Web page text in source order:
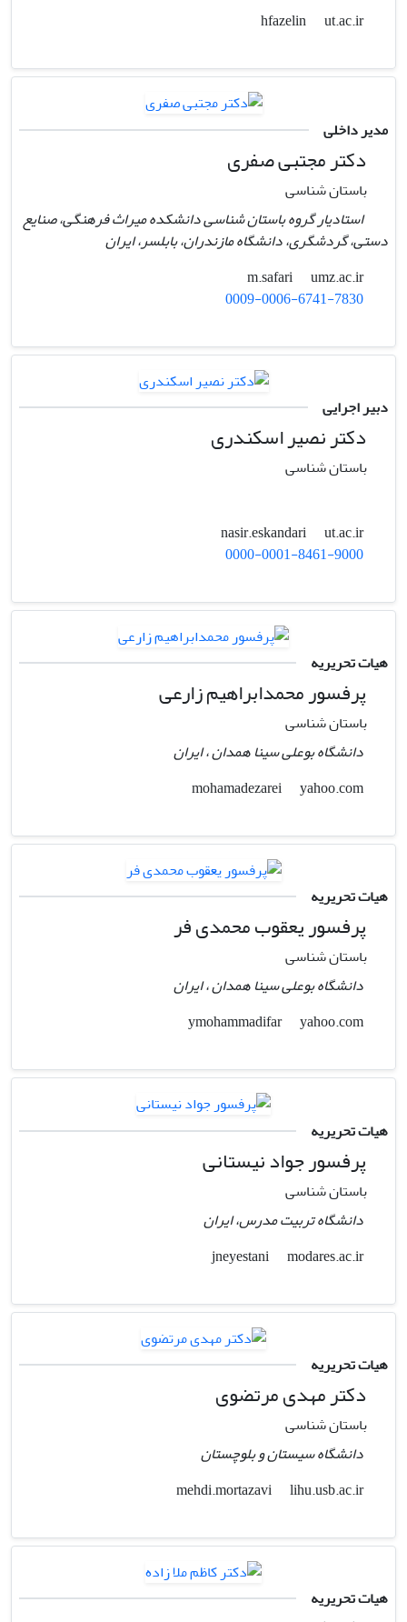
hfazelin
ut.ac.ir
مدیر داخلی
دکتر مجتبی صفری
باستان شناسی
استادیار گروه باستان شناسی دانشکده میراث فرهنگی، صنایع
دستی، گردشگری، دانشگاه مازندران، بابلسر، ایران
m.safari
umz.ac.ir
0009-0006-6741-7830
دبیر اجرایی
دکتر نصیر اسکندری
باستان شناسی
nasir.eskandari
ut.ac.ir
0000-0001-8461-9000
هیات تحریریه
پرفسور محمدابراهیم زارعی
باستان شناسی
دانشگاه بوعلی سینا همدان ، ایران
yahoo.com
هیات تحریریه
پرفسور یعقوب محمدی فر
باستان شناسی
دانشگاه بوعلی سینا همدان ، ایران
yahoo.com
هیات تحریریه
پرفسور جواد نیستانی
باستان شناسی
دانشگاه تربیت مدرس، ایران
jneyestani
modares.ac.ir
هیات تحریریه
دکتر مهدی مرتضوی
باستان شناسی
دانشگاه سیستان و بلوچستان
mehdi.mortazavi
lihu.usb.ac.ir
هیات تحریریه